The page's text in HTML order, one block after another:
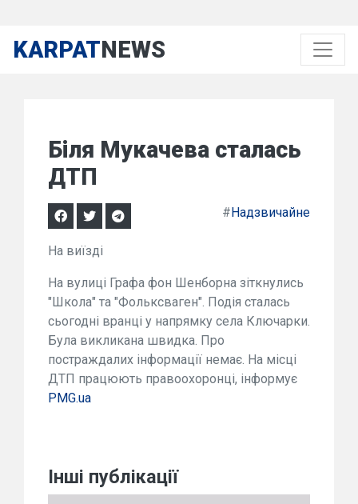
KARPATNEWS
Біля Мукачева сталась
ДТП
#Надзвичайне
На виїзді
На вулиці Графа фон Шенборна зіткнулись
"Школа" та "Фольксваген". Подія сталась
сьогодні вранці у напрямку села Ключарки.
Була викликана швидка. Про
постраждалих інформації немає. На місці
ДТП працюють правоохоронці, інформує
PMG.ua
Інші публікації